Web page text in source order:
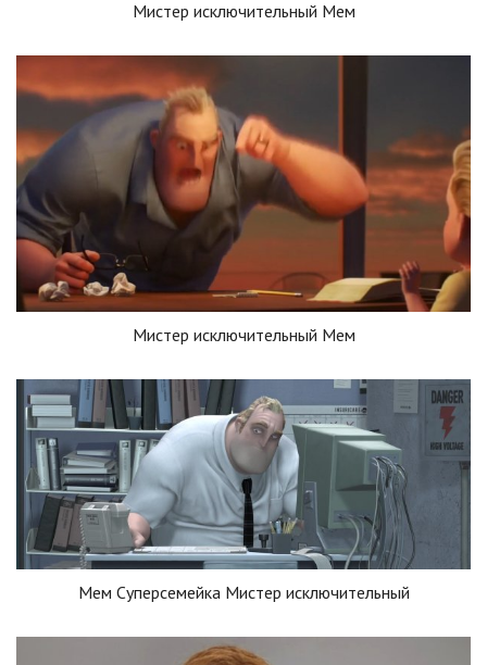
Мистер исключительный Мем
Мистер исключительный Мем
Мем Суперсемейка Мистер исключительный